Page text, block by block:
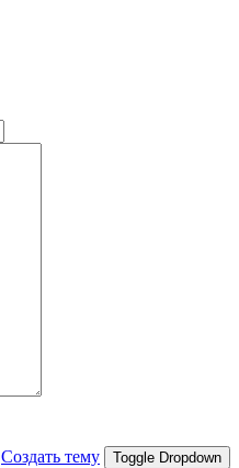
Создать тему Toggle Dropdown